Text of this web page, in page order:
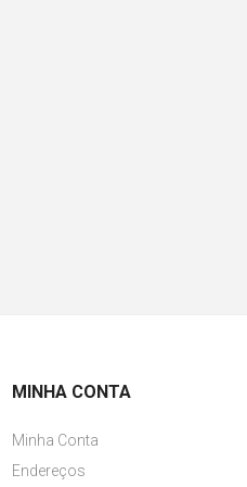
MINHA CONTA
Minha Conta
Endereços